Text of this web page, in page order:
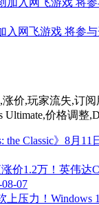
入网飞游戏 将参
涨价,玩家流失,订
Ultimate,价格调整
the Classic》8月
价1.2万！英伟达
08-07
上压力！Windows